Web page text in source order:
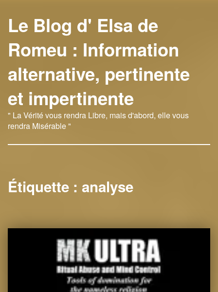
Le Blog d' Elsa de
Romeu : Information
alternative, pertinente
et impertinente
" La Vérité vous rendra Libre, mais d'abord, elle vous
rendra Misérable "
Étiquette : analyse